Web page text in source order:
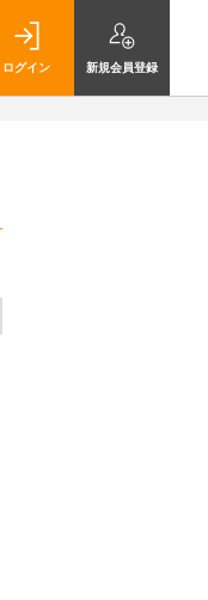
ログイン 新規会員登録